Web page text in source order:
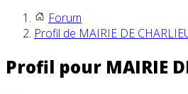
Forum
Profil de MAIRIE DE
Profil pour MAIRIE